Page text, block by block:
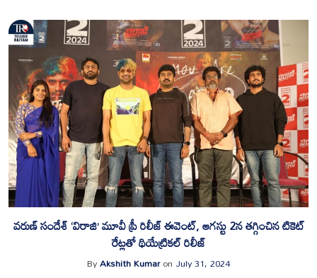
వరుణ్ సందేశ్ ‘విరాజి’ మూవీ ప్రీ రిలీజ్ ఈవెంట్, ఆగస్టు 2న తగ్గించిన టికెట్
రేట్లతో థియేట్రికల్ రిలీజ్
ByAkshith Kumaron July 31, 2024